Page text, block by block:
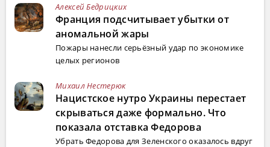
Алексей Бедрицких
Франция подсчитывает убытки от
аномальной жары
Пожары нанесли серьёзный удар по экономике
целых регионов
Михаил Нестерюк
Нацистское нутро Украины перестает
скрываться даже формально. Что
показала отставка Федорова
Убрать Федорова для Зеленского оказалось вдруг